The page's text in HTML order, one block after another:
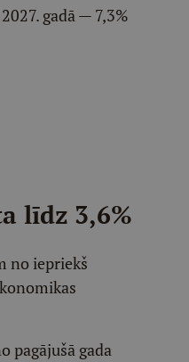
gadā — 7,3%
līdz 3,6%
no iepriekš
pagājušā gada